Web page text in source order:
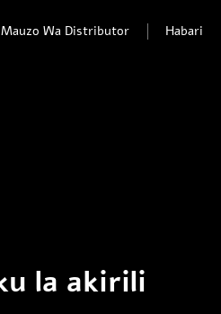
Mauzo Wa Distributor
Habari
la akirili